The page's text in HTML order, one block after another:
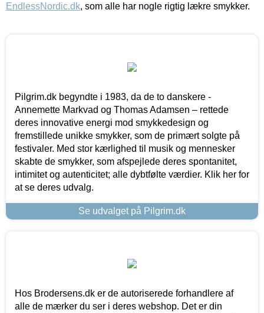
EndlessNordic.dk, som alle har nogle rigtig lækre smykker.
Pilgrim.dk begyndte i 1983, da de to danskere -
Annemette Markvad og Thomas Adamsen – rettede
deres innovative energi mod smykkedesign og
fremstillede unikke smykker, som de primært solgte på
festivaler. Med stor kærlighed til musik og mennesker
skabte de smykker, som afspejlede deres spontanitet,
intimitet og autenticitet; alle dybtfølte værdier. Klik her for
at se deres udvalg.
Se udvalget på Pilgrim.dk
Hos Brodersens.dk er de autoriserede forhandlere af
alle de mærker du ser i deres webshop. Det er din